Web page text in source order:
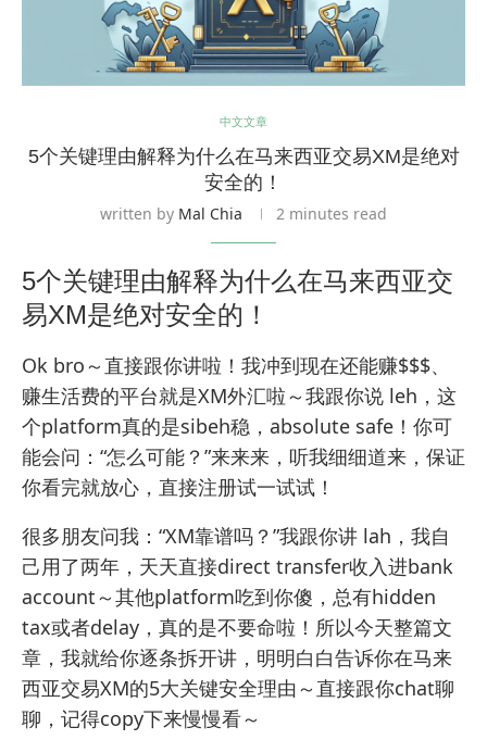
中文文章
5个关键理由解释为什么在马来西亚交易XM是绝对
安全的！
written by Mal Chia 2 minutes read
5个关键理由解释为什么在马来西亚交
易XM是绝对安全的！
Ok bro～直接跟你讲啦！我冲到现在还能赚$$$、
赚生活费的平台就是XM外汇啦～我跟你说 leh，这
个platform真的是sibeh稳，absolute safe！你可
能会问：“怎么可能？”来来来，听我细细道来，保证
你看完就放心，直接注册试一试试！
很多朋友问我：“XM靠谱吗？”我跟你讲 lah，我自
己用了两年，天天直接direct transfer收入进bank
account～其他platform吃到你傻，总有hidden
tax或者delay，真的是不要命啦！所以今天整篇文
章，我就给你逐条拆开讲，明明白白告诉你在马来
西亚交易XM的5大关键安全理由～直接跟你chat聊
聊，记得copy下来慢慢看～